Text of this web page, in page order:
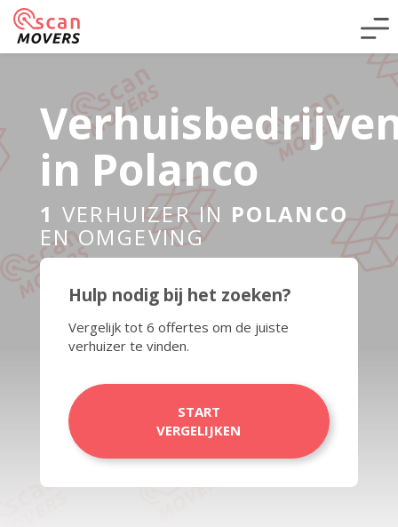
in Polanco
1 VERHUIZER IN POLANCO
EN OMGEVING
Hulp nodig bij het zoeken?
Vergelijk tot 6 offertes om de juiste
verhuizer te vinden.
START
VERGELIJKEN